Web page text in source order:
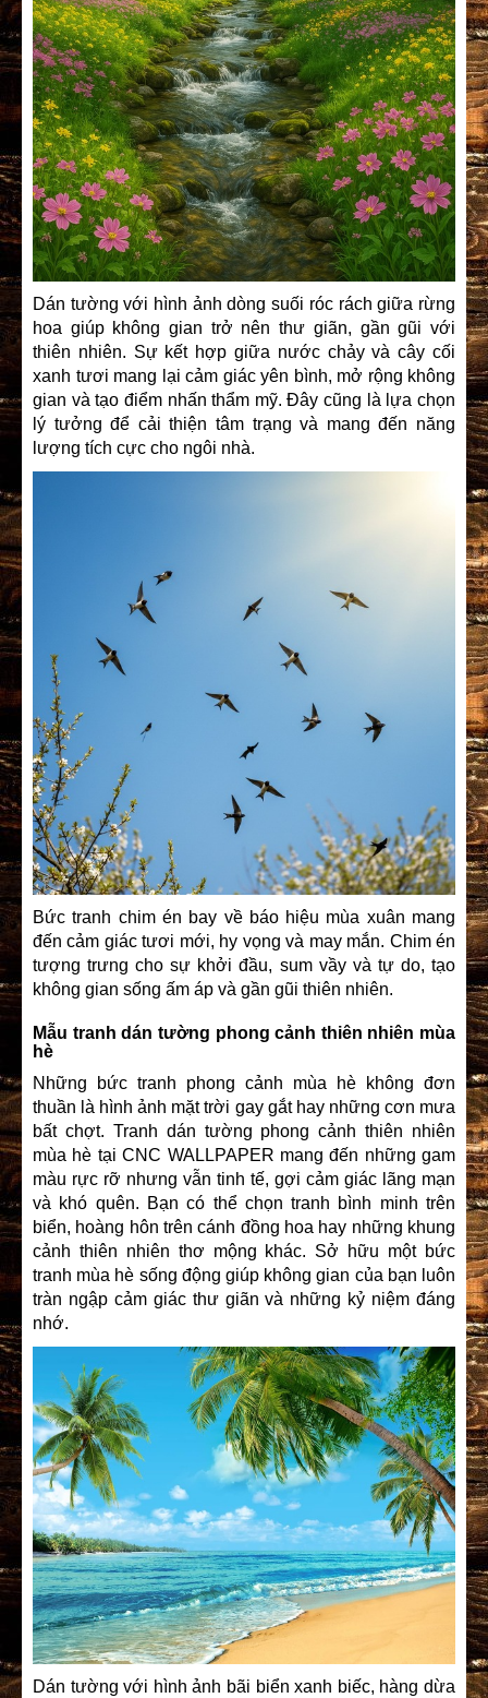
Dán tường với hình ảnh dòng suối róc rách giữa rừng
hoa giúp không gian trở nên thư giãn, gần gũi với
thiên nhiên. Sự kết hợp giữa nước chảy và cây cối
xanh tươi mang lại cảm giác yên bình, mở rộng không
gian và tạo điểm nhấn thẩm mỹ. Đây cũng là lựa chọn
lý tưởng để cải thiện tâm trạng và mang đến năng
lượng tích cực cho ngôi nhà.
Bức tranh chim én bay về báo hiệu mùa xuân mang
đến cảm giác tươi mới, hy vọng và may mắn. Chim én
tượng trưng cho sự khởi đầu, sum vầy và tự do, tạo
không gian sống ấm áp và gần gũi thiên nhiên.
Mẫu tranh dán tường phong cảnh thiên nhiên mùa
hè
Những bức tranh phong cảnh mùa hè không đơn
thuần là hình ảnh mặt trời gay gắt hay những cơn mưa
bất chợt. Tranh dán tường phong cảnh thiên nhiên
mùa hè tại CNC WALLPAPER mang đến những gam
màu rực rỡ nhưng vẫn tinh tế, gợi cảm giác lãng mạn
và khó quên. Bạn có thể chọn tranh bình minh trên
biển, hoàng hôn trên cánh đồng hoa hay những khung
cảnh thiên nhiên thơ mộng khác. Sở hữu một bức
tranh mùa hè sống động giúp không gian của bạn luôn
tràn ngập cảm giác thư giãn và những kỷ niệm đáng
nhớ.
Dán tường với hình ảnh bãi biển xanh biếc, hàng dừa